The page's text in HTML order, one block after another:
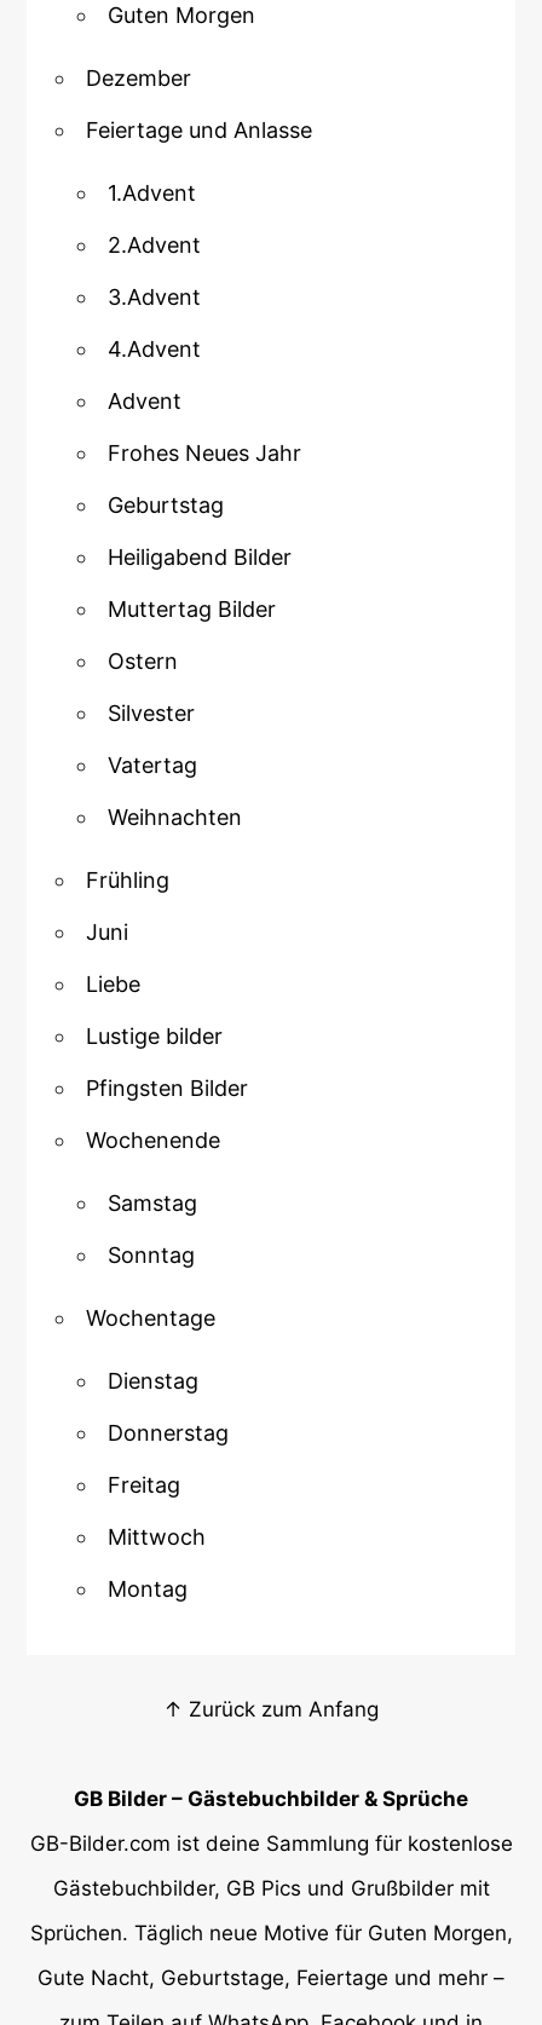
Guten Morgen
Dezember
Feiertage und Anlasse
1.Advent
2.Advent
3.Advent
4.Advent
Advent
Frohes Neues Jahr
Geburtstag
Heiligabend Bilder
Muttertag Bilder
Ostern
Silvester
Vatertag
Weihnachten
Frühling
Juni
Liebe
Lustige bilder
Pfingsten Bilder
Wochenende
Samstag
Sonntag
Wochentage
Dienstag
Donnerstag
Freitag
Mittwoch
Montag
↑ Zurück zum Anfang
GB Bilder – Gästebuchbilder & Sprüche
GB-Bilder.com ist deine Sammlung für kostenlose
Gästebuchbilder, GB Pics und Grußbilder mit
Sprüchen. Täglich neue Motive für Guten Morgen,
Gute Nacht, Geburtstage, Feiertage und mehr –